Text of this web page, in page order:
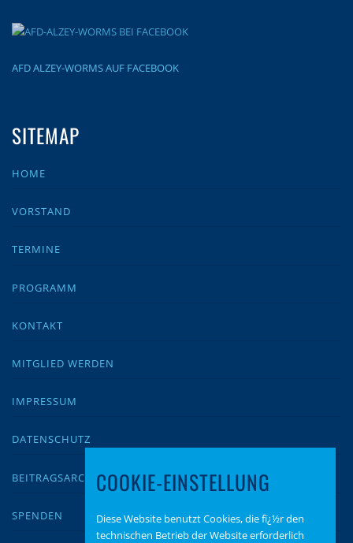
AFD ALZEY-WORMS AUF FACEBOOK
SITEMAP
HOME
VORSTAND
TERMINE
PROGRAMM
KONTAKT
MITGLIED WERDEN
IMPRESSUM
DATENSCHUTZ
BEITRAGSARCHIV
SPENDEN
COOKIE-EINSTELLUNG
Diese Website benutzt Cookies, die fï¿½r den
technischen Betrieb der Website erforderlich